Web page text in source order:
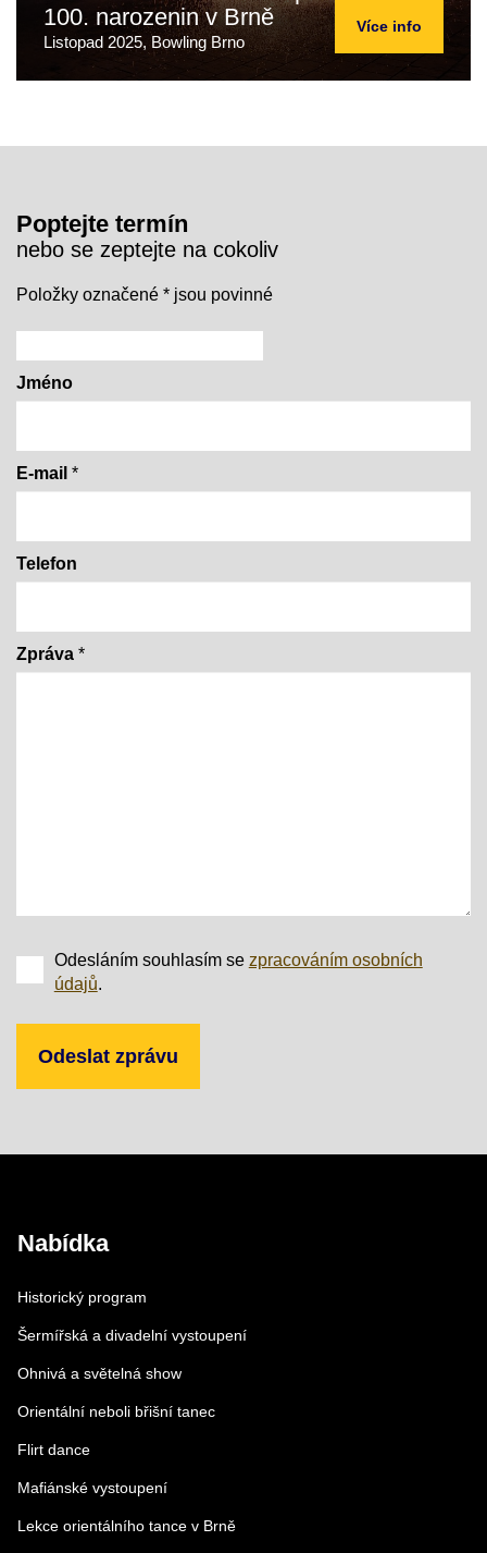
100. narozenin v Brně
Listopad 2025, Bowling Brno
Více info
Poptejte termín
nebo se zeptejte na cokoliv
Položky označené * jsou povinné
Jméno
E-mail *
Telefon
Zpráva *
Odesláním souhlasím se zpracováním osobních
údajů.
Nabídka
Historický program
Šermířská a divadelní vystoupení
Ohnivá a světelná show
Orientální neboli břišní tanec
Flirt dance
Mafiánské vystoupení
Lekce orientálního tance v Brně